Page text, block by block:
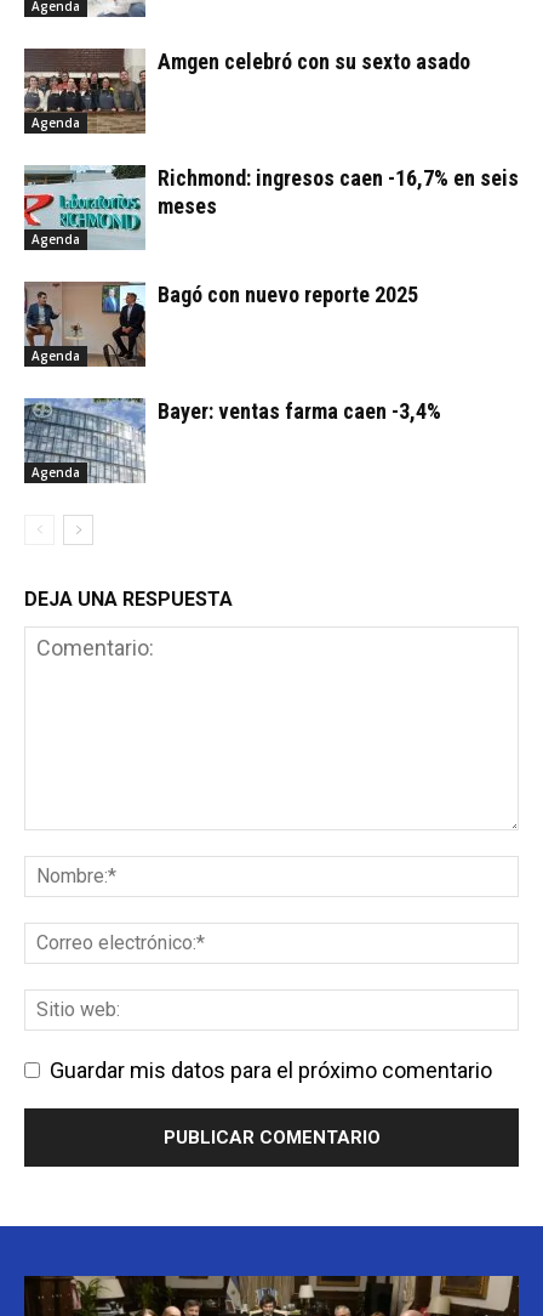
Agenda
Agenda
Amgen celebró con su sexto asado
Agenda
Richmond: ingresos caen -16,7% en seis
meses
Agenda
Bagó con nuevo reporte 2025
Agenda
Bayer: ventas farma caen -3,4%
DEJA UNA RESPUESTA
Guardar mis datos para el próximo comentario